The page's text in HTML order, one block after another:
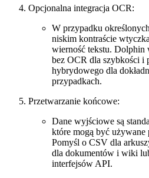
Opcjonalna integracja OCR:
W przypadku
niskim kontraście
wierność tekstu. Dolphin
bez OCR dla szybkości i
hybrydowego dla
przypadkach.
Przetwarzanie końcowe:
Dane wyjściowe są
które mogą być używane
Pomyśl o CSV dla
dla dokumentów i wiki
interfejsów API.